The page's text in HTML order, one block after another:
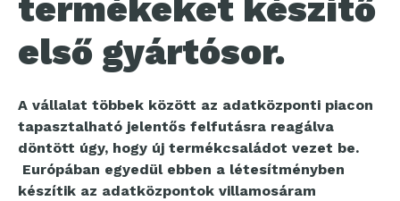
termékeket készítő
első gyártósor.
A vállalat többek között az adatközponti piacon
tapasztalható jelentős felfutásra reagálva
döntött úgy, hogy új termékcsaládot vezet be.
Európában egyedül ebben a létesítményben
készítik az adatközpontok villamosáram